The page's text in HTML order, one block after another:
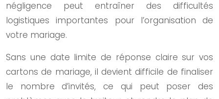
négligence peut entraîner des difficultés
logistiques importantes pour l’organisation de
votre mariage.
Sans une date limite de réponse claire sur vos
cartons de mariage, il devient difficile de finaliser
le nombre d’invités, ce qui peut poser des